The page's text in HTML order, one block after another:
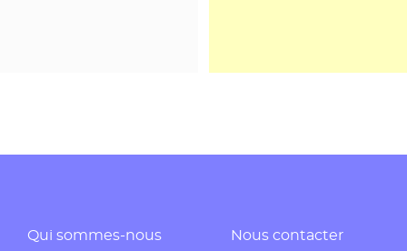
Qui sommes-nous Nous contacter